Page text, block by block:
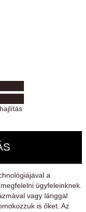
a
ügyfeleinknek.
vagy lánggal
is őket. Az